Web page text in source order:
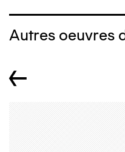
Autres oeuvres
←